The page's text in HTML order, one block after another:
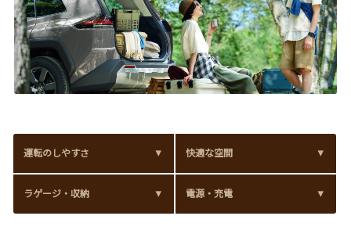
運転のしやすさ 快適な空間
ラゲージ・収納 電源・充電